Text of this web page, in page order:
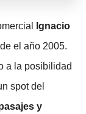
Ignacio
el año 2005.
a la posibilidad
spot del
y